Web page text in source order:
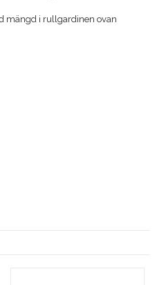
mängd i rullgardinen ovan